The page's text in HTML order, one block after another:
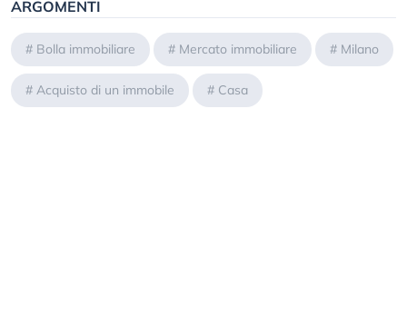
ARGOMENTI
# Bolla immobiliare # Mercato immobiliare # Milano
# Acquisto di un immobile # Casa